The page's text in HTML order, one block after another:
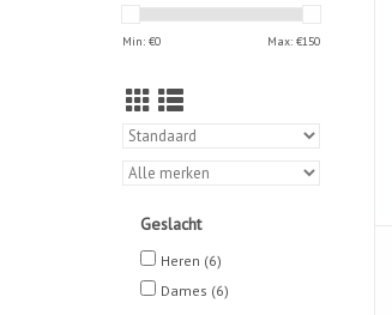
Min: €0 Max: €150
Geslacht
Heren (6)
Dames (6)